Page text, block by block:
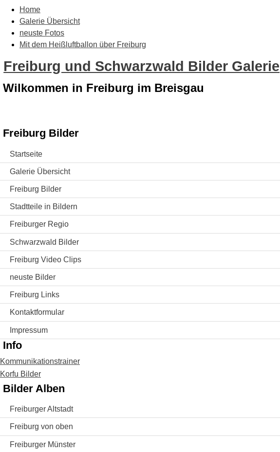
Home
Galerie Übersicht
neuste Fotos
Mit dem Heißluftballon über Freiburg
Freiburg und Schwarzwald Bilder Galerie
Wilkommen in Freiburg im Breisgau
Freiburg Bilder
Startseite
Galerie Übersicht
Freiburg Bilder
Stadtteile in Bildern
Freiburger Regio
Schwarzwald Bilder
Freiburg Video Clips
neuste Bilder
Freiburg Links
Kontaktformular
Impressum
Info
Kommunikationstrainer
Korfu Bilder
Bilder Alben
Freiburger Altstadt
Freiburg von oben
Freiburger Münster